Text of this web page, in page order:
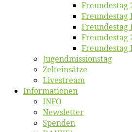
Freun­des­tag
Freun­des­tag
Freun­des­tag
Freun­des­tag
Freun­des­tag
Jugend­mis­sions­tag
Zelt­ein­sät­ze
Live­stream
Informatio­nen
INFO
News­let­ter
Spen­den